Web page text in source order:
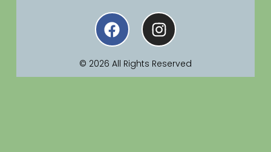
© 2026 All Rights Reserved